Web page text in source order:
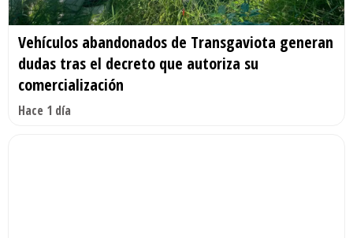
Vehículos abandonados de Transgaviota generan
dudas tras el decreto que autoriza su
comercialización
Hace 1 día